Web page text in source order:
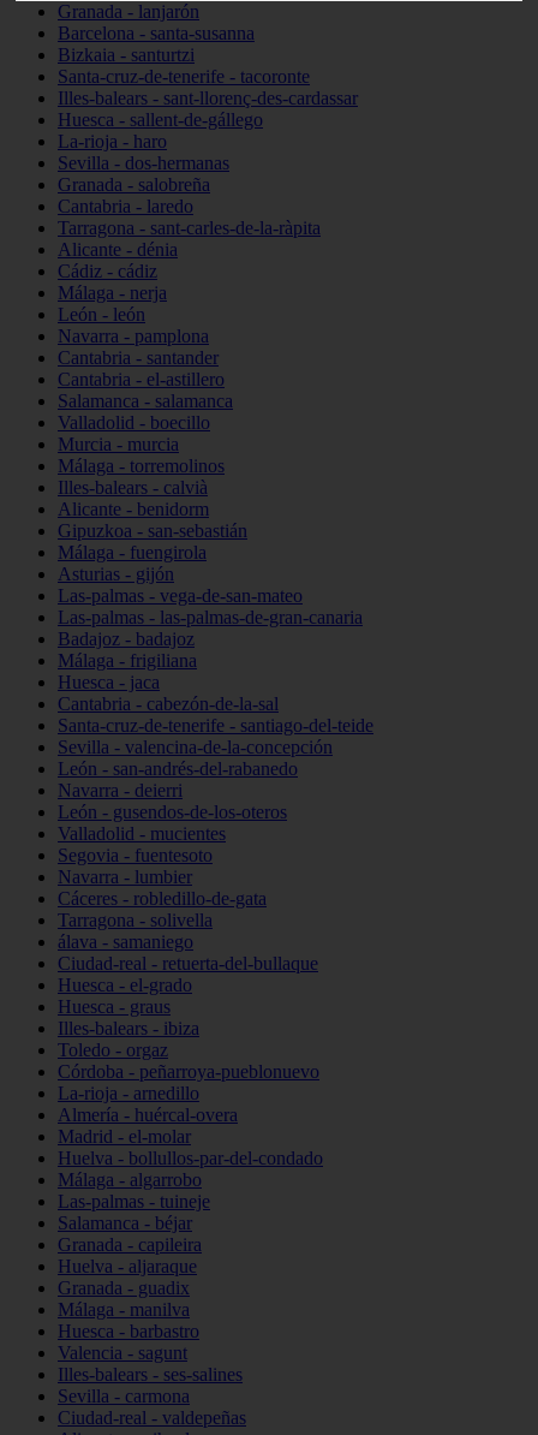
Granada - lanjarón
Barcelona - santa-susanna
Bizkaia - santurtzi
Santa-cruz-de-tenerife - tacoronte
Illes-balears - sant-llorenç-des-cardassar
Huesca - sallent-de-gállego
La-rioja - haro
Sevilla - dos-hermanas
Granada - salobreña
Cantabria - laredo
Tarragona - sant-carles-de-la-ràpita
Alicante - dénia
Cádiz - cádiz
Málaga - nerja
León - león
Navarra - pamplona
Cantabria - santander
Cantabria - el-astillero
Salamanca - salamanca
Valladolid - boecillo
Murcia - murcia
Málaga - torremolinos
Illes-balears - calvià
Alicante - benidorm
Gipuzkoa - san-sebastián
Málaga - fuengirola
Asturias - gijón
Las-palmas - vega-de-san-mateo
Las-palmas - las-palmas-de-gran-canaria
Badajoz - badajoz
Málaga - frigiliana
Huesca - jaca
Cantabria - cabezón-de-la-sal
Santa-cruz-de-tenerife - santiago-del-teide
Sevilla - valencina-de-la-concepción
León - san-andrés-del-rabanedo
Navarra - deierri
León - gusendos-de-los-oteros
Valladolid - mucientes
Segovia - fuentesoto
Navarra - lumbier
Cáceres - robledillo-de-gata
Tarragona - solivella
álava - samaniego
Ciudad-real - retuerta-del-bullaque
Huesca - el-grado
Huesca - graus
Illes-balears - ibiza
Toledo - orgaz
Córdoba - peñarroya-pueblonuevo
La-rioja - arnedillo
Almería - huércal-overa
Madrid - el-molar
Huelva - bollullos-par-del-condado
Málaga - algarrobo
Las-palmas - tuineje
Salamanca - béjar
Granada - capileira
Huelva - aljaraque
Granada - guadix
Málaga - manilva
Huesca - barbastro
Valencia - sagunt
Illes-balears - ses-salines
Sevilla - carmona
Ciudad-real - valdepeñas